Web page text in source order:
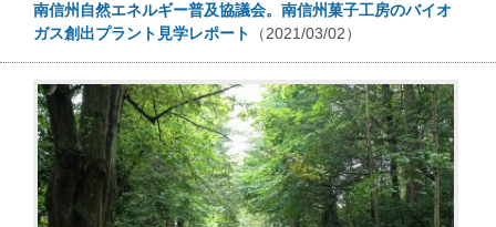
南信州自然エネルギー普及協議会。南信州菓子工房のバイオ
ガス創出プラント見学レポート
（2021/03/02）